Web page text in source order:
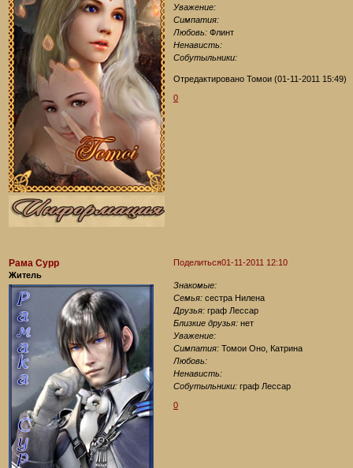
Уважение:
Симпатия:
Любовь: Флинт
Ненависть:
Собутыльники:
Отредактировано Томои (01-11-2011 15:49)
0
Поделиться01-11-2011 12:10
Рама Сурр
Житель
Знакомые:
Семья: сестра Нилена
Друзья: граф Лессар
Близкие друзья: нет
Уважение:
Симпатия: Томои Оно, Катрина
Любовь:
Ненависть:
Собутыльники: граф Лессар
0